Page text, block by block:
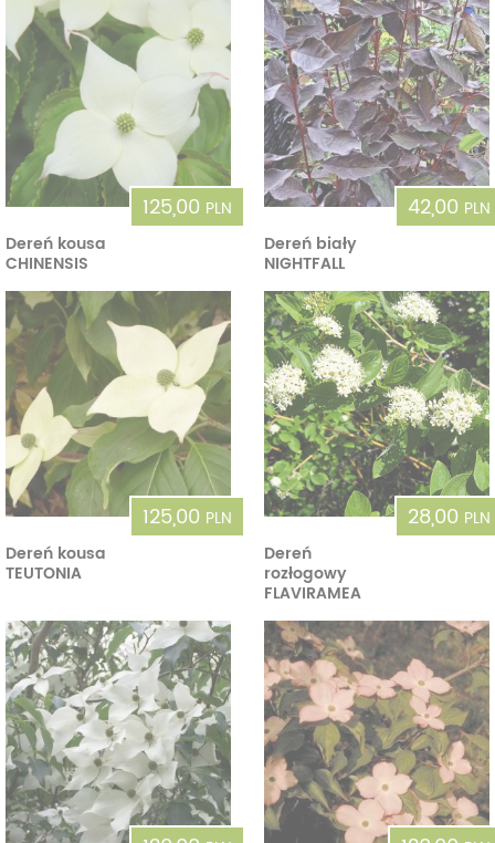
125,00 PLN
Dereń kousa
CHINENSIS
42,00 PLN
Dereń biały
NIGHTFALL
125,00 PLN
Dereń kousa
TEUTONIA
28,00 PLN
Dereń
rozłogowy
FLAVIRAMEA